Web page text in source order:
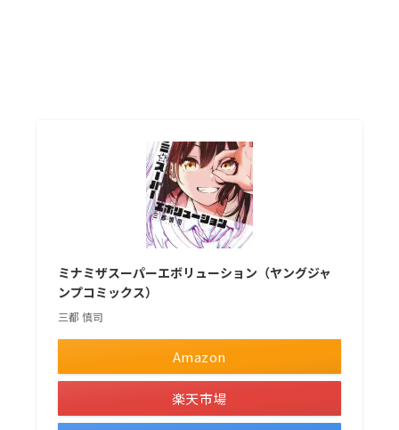
ミナミザスーパーエボリューション（ヤングジャ
ンプコミックス）
三都 慎司
Amazon
楽天市場